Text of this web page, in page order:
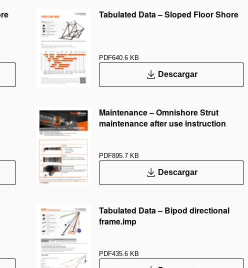
Tabulated Data – Sloped Floor Shore
PDF640.6 KB
Descargar
Maintenance – Omnishore Strut
maintenance after use instruction
PDF895.7 KB
Descargar
Tabulated Data – Bipod directional
frame.imp
PDF435.6 KB